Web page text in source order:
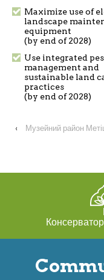
Maximize use of
landscape
equipment
(by end of 2028)
Use integrated
management and
sustainable land
practices
(by end of 2028)
‹ Музейний район